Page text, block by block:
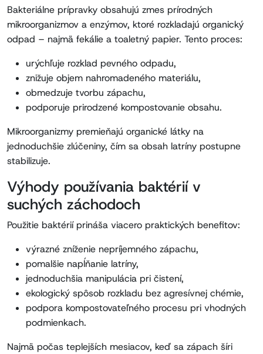
Bakteriálne prípravky obsahujú zmes prírodných
mikroorganizmov a enzýmov, ktoré rozkladajú organický
odpad – najmä fekálie a toaletný papier. Tento proces:
urýchľuje rozklad pevného odpadu,
znižuje objem nahromadeného materiálu,
obmedzuje tvorbu zápachu,
podporuje prirodzené kompostovanie obsahu.
Mikroorganizmy premieňajú organické látky na
jednoduchšie zlúčeniny, čím sa obsah latríny postupne
stabilizuje.
Výhody používania baktérií v
suchých záchodoch
Použitie baktérií prináša viacero praktických benefitov:
výrazné zníženie nepríjemného zápachu,
pomalšie napĺňanie latríny,
jednoduchšia manipulácia pri čistení,
ekologický spôsob rozkladu bez agresívnej chémie,
podpora kompostovateľného procesu pri vhodných
podmienkach.
Najmä počas teplejších mesiacov, keď sa zápach šíri